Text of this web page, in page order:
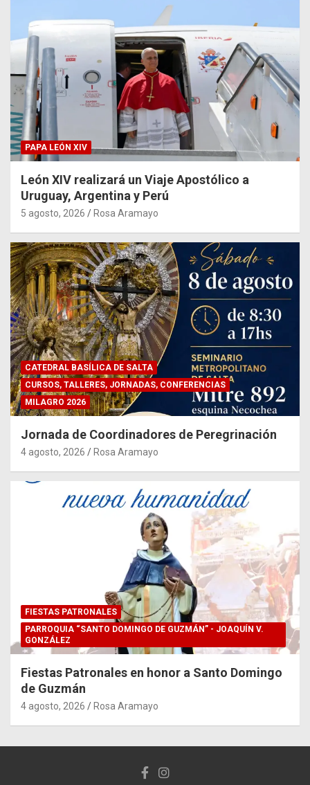
PAPA LEÓN XIV
León XIV realizará un Viaje Apostólico a
Uruguay, Argentina y Perú
5 agosto, 2026 Rosa Aramayo
CATEDRAL BASÍLICA DE SALTA
CURSOS, TALLERES, JORNADAS, CONFERENCIAS
MILAGRO 2026
Jornada de Coordinadores de Peregrinación
4 agosto, 2026 Rosa Aramayo
FIESTAS PATRONALES
PARROQUIA “SANTO DOMINGO DE GUZMÁN” - JOAQUÍN V.
GONZÁLEZ
Fiestas Patronales en honor a Santo Domingo
de Guzmán
4 agosto, 2026 Rosa Aramayo